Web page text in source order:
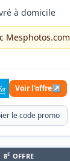
à domicile
Mesphotos.com
Voir l'offre↗
le code promo
8E OFFRE